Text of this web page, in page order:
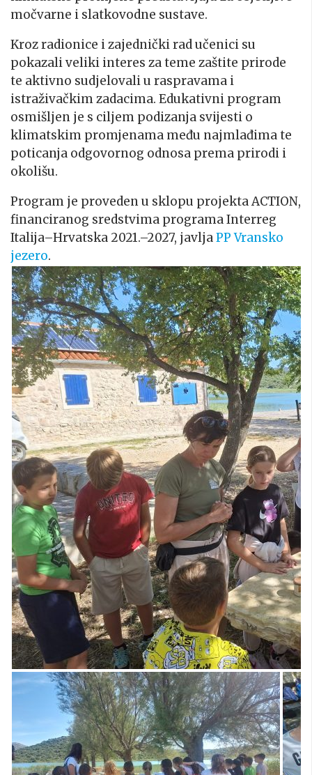
močvarne i slatkovodne sustave.
Kroz radionice i zajednički rad učenici su
pokazali veliki interes za teme zaštite prirode
te aktivno sudjelovali u raspravama i
istraživačkim zadacima. Edukativni program
osmišljen je s ciljem podizanja svijesti o
klimatskim promjenama među najmlađima te
poticanja odgovornog odnosa prema prirodi i
okolišu.
Program je proveden u sklopu projekta ACTION,
financiranog sredstvima programa Interreg
Italija–Hrvatska 2021.–2027, javljaPP Vransko
jezero.